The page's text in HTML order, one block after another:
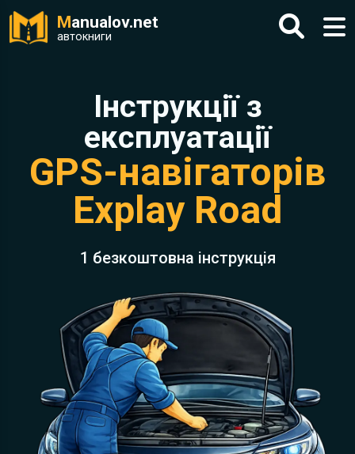
Manualov.net
автокниги
Інструкції з
експлуатації
GPS-навігаторів
Explay Road
1 безкоштовна інструкція